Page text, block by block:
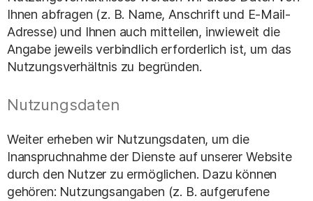
Ihnen abfragen (z. B. Name, Anschrift und E-Mail-
Adresse) und Ihnen auch mitteilen, inwieweit die
Angabe jeweils verbindlich erforderlich ist, um das
Nutzungsverhältnis zu begründen.
Nutzungsdaten
Weiter erheben wir Nutzungsdaten, um die
Inanspruchnahme der Dienste auf unserer Website
durch den Nutzer zu ermöglichen. Dazu können
gehören: Nutzungsangaben (z. B. aufgerufene